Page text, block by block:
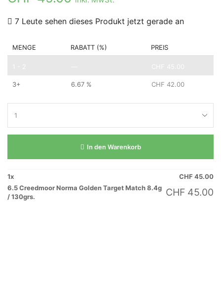
7 Leute sehen dieses Produkt jetzt gerade an
MENGE RABATT (%) PREIS
3+ 6.67 % CHF 42.00
In den Warenkorb
1x CHF 45.00
6.5 Creedmoor Norma Golden Target Match 8.4g
/ 130grs.
CHF 45.00